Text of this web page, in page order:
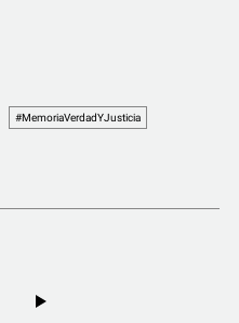
#MemoriaVerdadYJusticia